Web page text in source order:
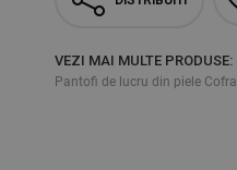
VEZI MAI MULTE PRODUSE:
Pantofi de lucru din piele Cofra